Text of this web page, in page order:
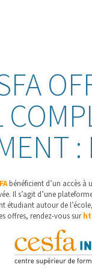
bénéficient d’un accès à
Il s’agit d’une
étudiant autour de
offres, rendez-vous sur